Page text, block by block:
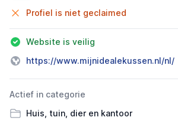
Profiel is niet geclaimed
Website is veilig
https://www.mijnidealekussen.nl/nl/
Actief in categorie
Huis, tuin, dier en kantoor